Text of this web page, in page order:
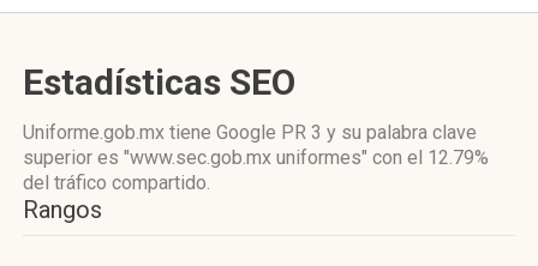
Estadísticas SEO
Uniforme.gob.mx tiene Google PR 3 y su palabra clave
superior es "www.sec.gob.mx uniformes" con el 12.79%
del tráfico compartido.
Rangos